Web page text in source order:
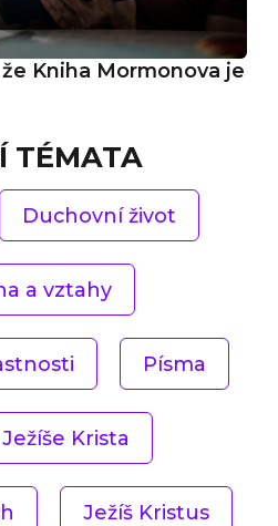
Kniha Mormonova je
TÉMATA
Duchovní život
a vztahy
Písma
Krista
Ježíš Kristus